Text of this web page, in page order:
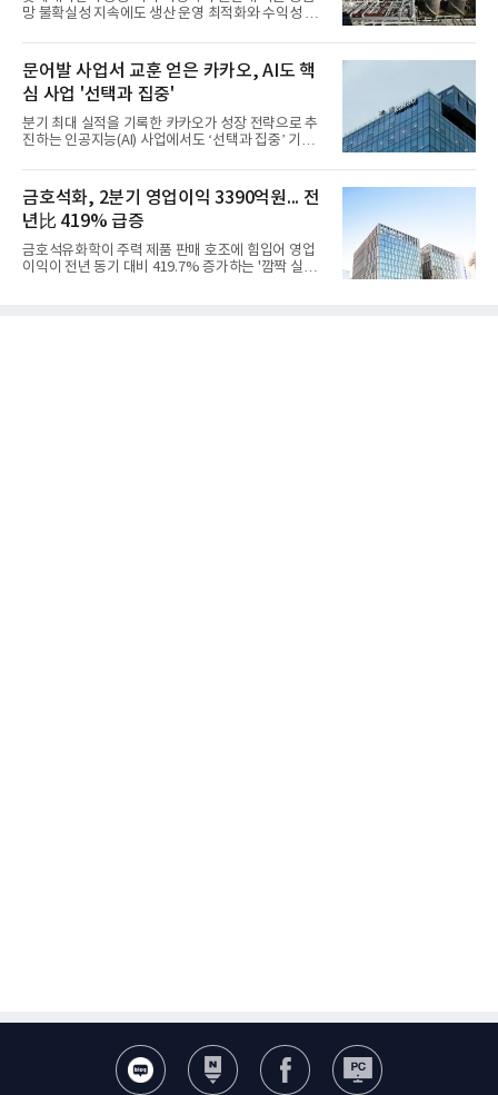
망 불확실성 지속에도 생산 운영 최적화와 수익성 중
어갔다.롯데케미칼이 2026년 2분기 연결 기준 매출
액 5조6864억원, 영업이익 1101억원을 기록했다고 7
일 밝혔다. 사업별로는 기초화학 부문(롯데케미칼 기
초소재사업·LC타이탄·LC USA·롯데대산석화)이 매
출 3조9403억원, 영업이익 23억원을 기록했다. 정기
보수 영향과 원료 가격 변동에 따른 래깅 효과로 전분
기 대비 수익성은 둔화됐지만 흑자 전환 흐름을 유지
우호적인 환율 효과
문어발 사업서 교훈 얻은 카카오, AI도 핵
심 사업 '선택과 집중'
분기 최대 실적을 기록한 카카오가 성장 전략으로 추
진하는 인공지능(AI) 사업에서도 ‘선택과 집중’ 기조
라 투자에 나서는 것과 달리, 카카오는 ‘카카오톡’이
라는 플랫폼 경쟁력을 활용한 AI 에이전트 서비스에
집중하는 전략이다. 과거 무리한 사업 확장 과정에서
겪었던 시행착오를 되풀이하지 않고 핵심 역량에 집
중하겠다는 취지로 풀이된다.7일 업계에 따르면 카카
오는 올해 2분기 연결 기준 매출 2조985억원, 영업이
익 2770억원을 기록했다. 전년 동기 대비 매출과 영업
금호석화, 2분기 영업이익 3390억원... 전
년比 419% 급증
금호석유화학이 주력 제품 판매 호조에 힘입어 영업
이익이 전년 동기 대비 419.7% 증가하는 '깜짝 실